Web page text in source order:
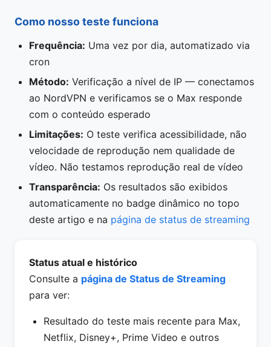
Como nosso teste funciona
Frequência: Uma vez por dia, automatizado via
cron
Método: Verificação a nível de IP — conectamos
ao NordVPN e verificamos se o Max responde
com o conteúdo esperado
Limitações: O teste verifica acessibilidade, não
velocidade de reprodução nem qualidade de
vídeo. Não testamos reprodução real de vídeo
Transparência: Os resultados são exibidos
automaticamente no badge dinâmico no topo
deste artigo e na página de status de streaming
Status atual e histórico
Consulte a página de Status de Streaming
para ver:
Resultado do teste mais recente para Max,
Netflix, Disney+, Prime Video e outros